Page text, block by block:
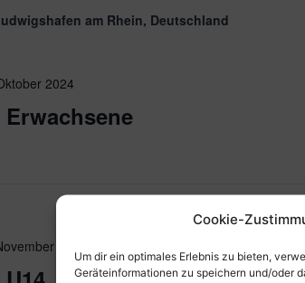
Cookie-
Um dir ein optimales Erlebnis zu bieten,
Geräteinformationen zu speichern und/oder
am Rhein, Deutschland
2024
2024